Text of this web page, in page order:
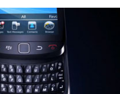
Europa
Altrecose
Mondiali calcio 2026